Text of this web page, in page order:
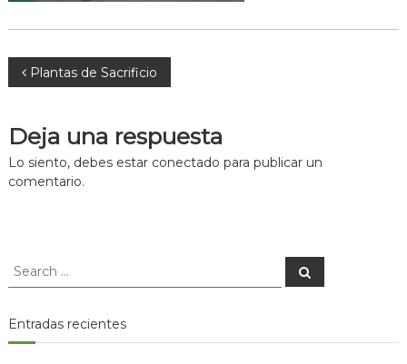
montaje
de
las
desposte.
Navegación
entradas
Plantas de Sacrificio
Deja una respuesta
Lo siento, debes estar conectado para publicar un
comentario.
Search
Search
Entradas recientes